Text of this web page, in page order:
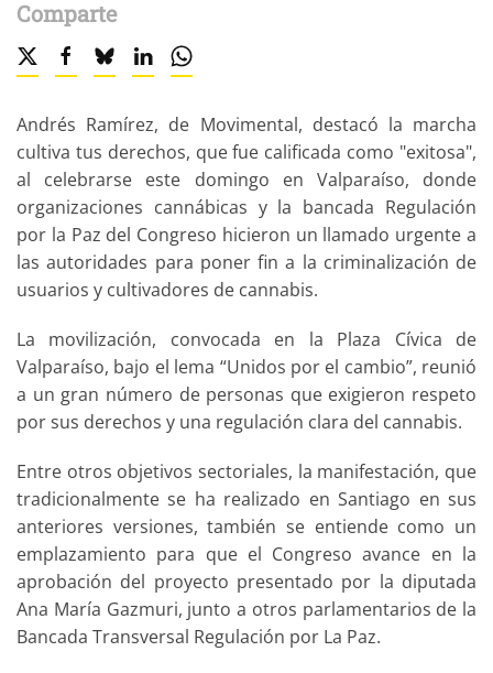
Comparte
Andrés Ramírez, de Movimental, destacó la marcha
cultiva tus derechos, que fue calificada como "exitosa",
al celebrarse este domingo en Valparaíso, donde
organizaciones cannábicas y la bancada Regulación
por la Paz del Congreso hicieron un llamado urgente a
las autoridades para poner fin a la criminalización de
usuarios y cultivadores de cannabis.
La movilización, convocada en la Plaza Cívica de
Valparaíso, bajo el lema “Unidos por el cambio”, reunió
a un gran número de personas que exigieron respeto
por sus derechos y una regulación clara del cannabis.
Entre otros objetivos sectoriales, la manifestación, que
tradicionalmente se ha realizado en Santiago en sus
anteriores versiones, también se entiende como un
emplazamiento para que el Congreso avance en la
aprobación del proyecto presentado por la diputada
Ana María Gazmuri, junto a otros parlamentarios de la
Bancada Transversal Regulación por La Paz.